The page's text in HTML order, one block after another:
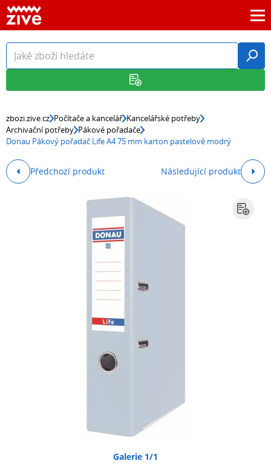
zbozi.zive.cz Počítače a kancelář Kancelářské potřeby
Archivační potřeby Pákové pořadače
Donau Pákový pořadač Life A4 75 mm karton pastelově modrý
Předchozí produkt Následující produkt
Galerie 1/1